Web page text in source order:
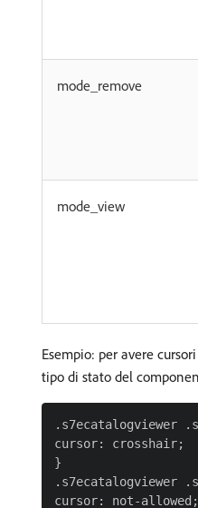
mode_remove
mode_view
Esempio: per avere
tipo di stato del
.s7ecatalogviewer
cursor: crosshair;
}
.s7ecatalogviewer
cursor: not-allowed;